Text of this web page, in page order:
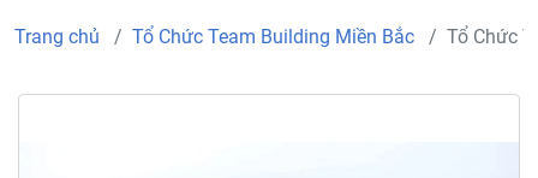
Trang chủ Tổ Chức Team Building Miền Bắc Tổ Chức